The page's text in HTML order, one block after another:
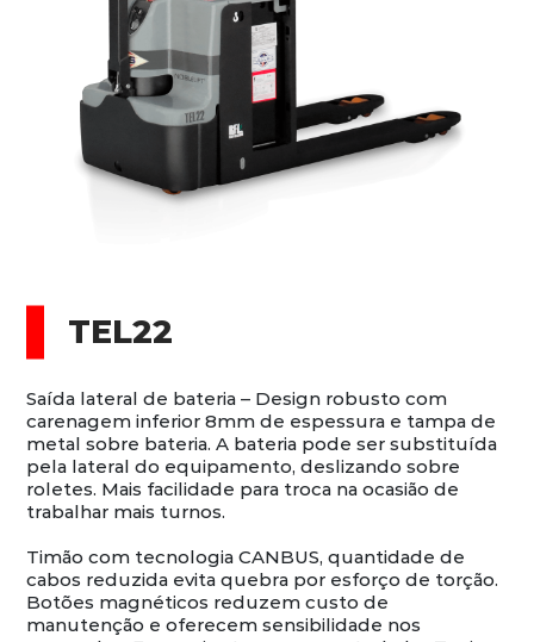
TEL22
Saída lateral de bateria – Design robusto com
carenagem inferior 8mm de espessura e tampa de
metal sobre bateria. A bateria pode ser substituída
pela lateral do equipamento, deslizando sobre
roletes. Mais facilidade para troca na ocasião de
trabalhar mais turnos.
Timão com tecnologia CANBUS, quantidade de
cabos reduzida evita quebra por esforço de torção.
Botões magnéticos reduzem custo de
manutenção e oferecem sensibilidade nos